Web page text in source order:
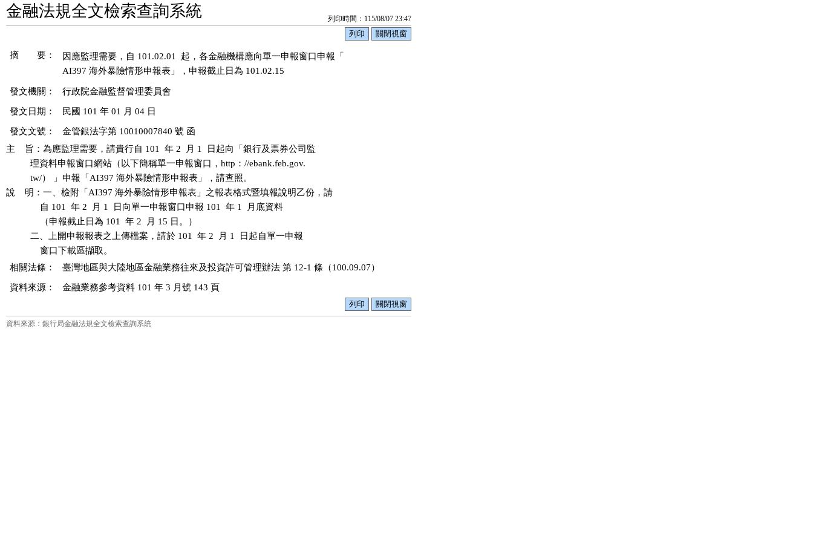
金融法規全文檢索查詢系統 列印時間：115/08/07 23:47
摘 要：
因應監理需要，自 101.02.01  起，各金融機構應向單一申報窗口申報「
發文機關： 行政院金融監督管理委員會
發文日期： 民國 101 年 01 月 04 日
發文文號：
金管銀法字第 10010007840 號 函
主    旨：為應監理需要，請貴行自 101  年 2  月 1  日起向「銀行及票券公司監
          理資料申報窗口網站（以下簡稱單一申報窗口，http：//ebank.feb.gov.
          tw/） 」申報「AI397 海外暴險情形申報表」，請查照。
說    明：一、檢附「AI397 海外暴險情形申報表」之報表格式暨填報說明乙份，請
              自 101  年 2  月 1  日向單一申報窗口申報 101  年 1  月底資料
              （申報截止日為 101  年 2  月 15 日。）
          二、上開申報報表之上傳檔案，請於 101  年 2  月 1  日起自單一申報
相關法條：
臺灣地區與大陸地區金融業務往來及投資許可管理辦法 第 12-1 條（100.09.07）
資料來源： 金融業務參考資料 101 年 3 月號 143 頁
資料來源：銀行局金融法規全文檢索查詢系統